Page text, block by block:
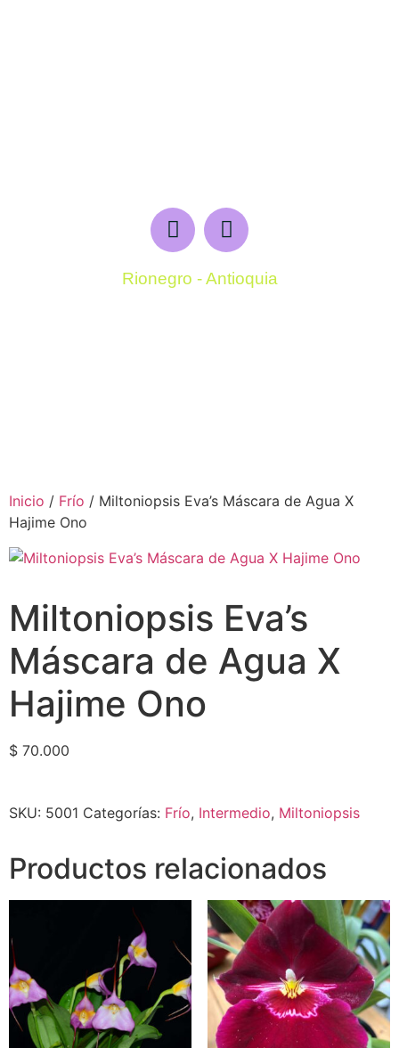
Rionegro - Antioquia
Inicio / Frío / Miltoniopsis Eva’s Máscara de Agua X
Hajime Ono
Miltoniopsis Eva’s
Máscara de Agua X
Hajime Ono
$ 70.000
SKU: 5001 Categorías: Frío, Intermedio, Miltoniopsis
Productos relacionados